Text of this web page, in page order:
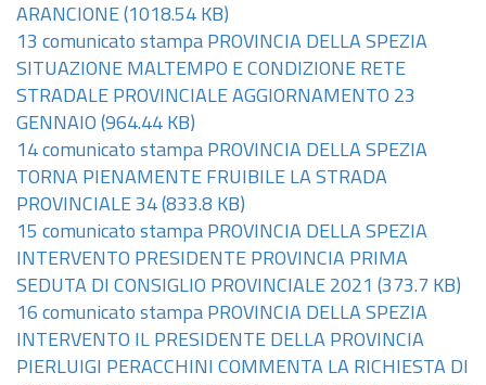
ARANCIONE (1018.54 KB)
13 comunicato stampa PROVINCIA DELLA SPEZIA
SITUAZIONE MALTEMPO E CONDIZIONE RETE
STRADALE PROVINCIALE AGGIORNAMENTO 23
GENNAIO (964.44 KB)
14 comunicato stampa PROVINCIA DELLA SPEZIA
TORNA PIENAMENTE FRUIBILE LA STRADA
PROVINCIALE 34 (833.8 KB)
15 comunicato stampa PROVINCIA DELLA SPEZIA
INTERVENTO PRESIDENTE PROVINCIA PRIMA
SEDUTA DI CONSIGLIO PROVINCIALE 2021 (373.7 KB)
16 comunicato stampa PROVINCIA DELLA SPEZIA
INTERVENTO IL PRESIDENTE DELLA PROVINCIA
PIERLUIGI PERACCHINI COMMENTA LA RICHIESTA DI